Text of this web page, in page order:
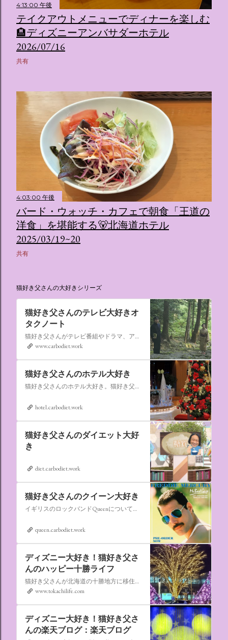
4:13:00 午後
テイクアウトメニューでディナーを楽しむ
🏨ディズニーアンバサダーホテル
2026/07/16
共有
4:03:00 午後
バード・ウォッチ・カフェで朝食「王道の
洋食」を堪能する🐻北海道ホテル
2025/03/19~20
共有
猫好き父さんの大好きシリーズ
猫好き父さんのテレビ大好きオ
タクノート
猫好き父さんがテレビ番組やドラマ、アニメ、特撮ヒーロー,そしてダイエットについて書いたブログです。
www.carbodiet.work
猫好き父さんのホテル大好き
猫好き父さんのホテル大好き。猫好き父さんが宿泊したホテルの情報を徒然なるままに書いていきます。
hotel.carbodiet.work
猫好き父さんのダイエット大好
き
diet.carbodiet.work
猫好き父さんのクイーン大好き
イギリスのロックバンドQueenについての情報をアップします。
queen.carbodiet.work
ディズニー大好き！猫好き父さ
んのハッピー十勝ライフ
猫好き父さんが北海道の十勝地方に移住しました。なれない北海道の暮らしについてお伝えします。
www.tokachilife.com
ディズニー大好き！猫好き父さ
んの楽天ブログ：楽天ブログ